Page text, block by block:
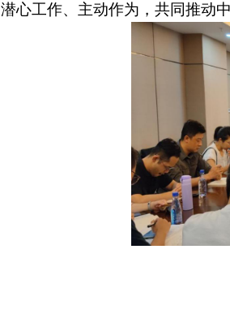
潜心工作、主动作为，共同推动